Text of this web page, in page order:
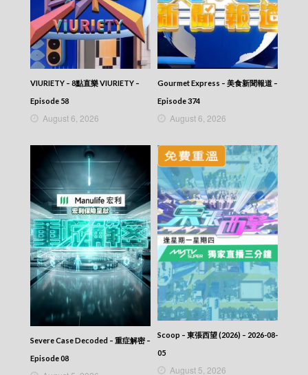
Scoop – 東張西望 (2025) – 2025-08-23
Scoop – 東張西望 (2025) – 2025-08-22
Scoop – 東張西望 (2025) – 2025-08-21
Scoop – 東張西望 (2025) – 2025-08-20
Scoop – 東張西望 (2025) – 2025-08-19
Scoop – 東張西望 (2025) – 2025-08-18
Scoop – 東張西望 (2025) – 2025-08-17
Scoop – 東張西望 (2025) – 2025-08-16
Scoop – 東張西望 (2025) – 2025-08-15
Scoop – 東張西望 (2025) – 2025-08-13
Scoop – 東張西望 (2025) – 2025-08-12
Scoop – 東張西望 (2025) – 2025-08-11
Scoop – 東張西望 (2025) – 2025-08-10
Scoop – 東張西望 (2025) – 2025-08-09
Scoop – 東張西望 (2025) – 2025-08-08
Scoop – 東張西望 (2025) – 2025-08-07
Scoop – 東張西望 (2025) – 2025-08-06
Scoop – 東張西望 (2025) – 2025-08-05
Scoop – 東張西望 (2025) – 2025-08-04
Scoop – 東張西望 (2025) – 2025-08-03
Scoop – 東張西望 (2025) – 2025-08-02
Scoop – 東張西望 (2025) – 2025-08-01
Scoop – 東張西望 (2025) – 2025-07-31
Scoop – 東張西望 (2025) – 2025-07-30
Scoop – 東張西望 (2025) – 2025-07-29
Scoop – 東張西望 (2025) – 2025-07-28
VIURIETY – 8點直樂 VIURIETY –
Episode 58
August 6, 2026
Gourmet Express – 美食新聞報道 –
Episode 374
August 6, 2026
Severe Case Decoded – 重症解密 –
Episode 08
Scoop – 東張西望 (2026) – 2026-08-
05
August 5, 2026